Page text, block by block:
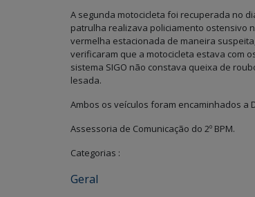
A segunda motocicleta foi recuperada no
patrulha realizava policiamento ostensivo
vermelha estacionada de maneira
verificaram que a motocicleta estava com
sistema SIGO não constava queixa de
lesada.
Ambos os veículos foram encaminhados a
Assessoria de Comunicação do 2º BPM.
Categorias :
Geral